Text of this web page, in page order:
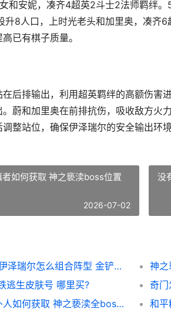
和安妮，凑齐4超英2斗士2法师羁绊
升8人口，上时光老头和加里奥，凑齐
已有棋子质量。
在后排输出，利用超英羁绊的高额伤害
蔚和加里奥在前排抗伤，吸收敌方火
整站位，确保伊泽瑞尔的安全输出环
如何获取 神之亵渎boss位置
2026-07-02
没
金铲铲之战s8超英伊泽瑞尔怎么组合阵型 金铲铲之战vns1
逃生皮肤号 哪里买?
奇
神之亵渎2月之子仆人如何获取 神之亵渎全boss图鉴